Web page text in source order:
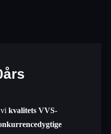
kvalitets VVS-